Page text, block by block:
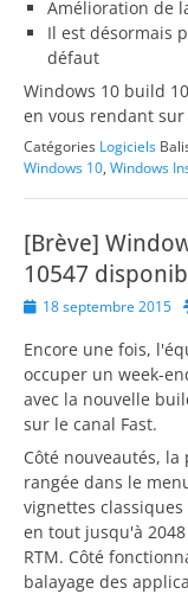
Amélioration de
Il est désormais
défaut
Windows 10 build
en vous rendant
Catégories Logiciels
Windows 10, Windows
[Brève]
10547
Posted18 septembre 2015
Encore une fois,
occuper un week-
avec la nouvelle
sur le canal Fast.
Côté nouveautés,
rangée dans le
vignettes
en tout jusqu'à
RTM. Côté
balayage des